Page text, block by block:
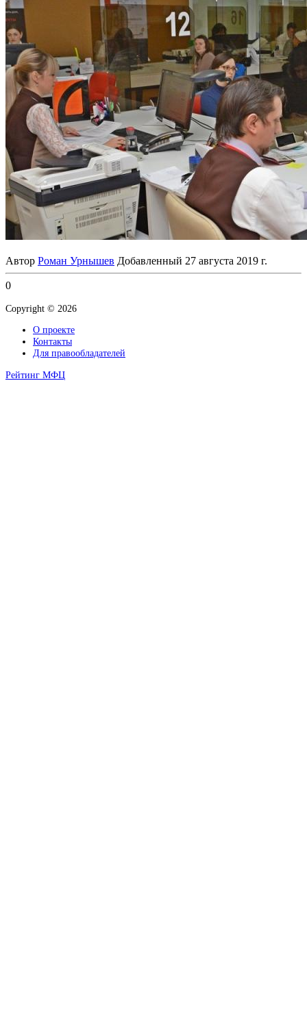
Автор Роман Урнышев Добавленный 27 августа 2019 г.
0
Copyright © 2026
О проекте
Контакты
Для правообладателей
Рейтинг МФЦ